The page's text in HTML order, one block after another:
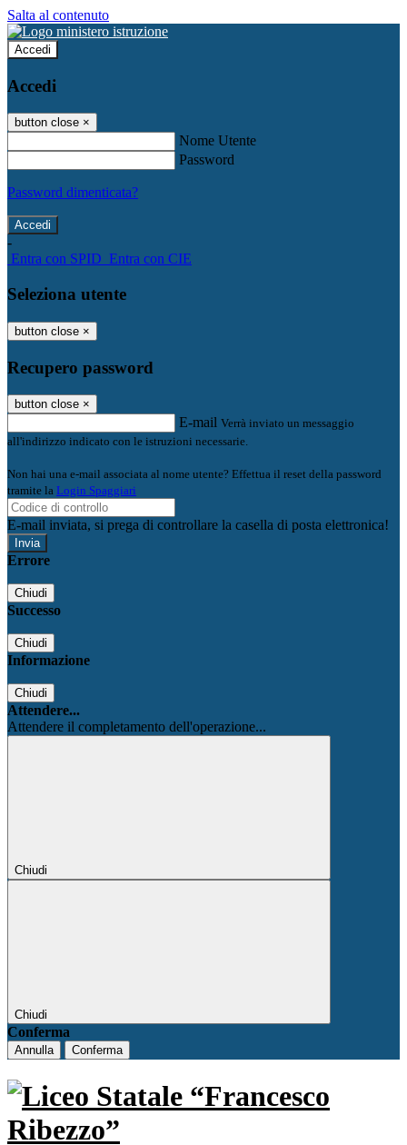
Salta al contenuto
Accedi
Accedi
button close ×
Nome Utente
Password
Password dimenticata?
-
Entra con SPID Entra con CIE
Seleziona utente
button close ×
Recupero password
button close ×
E-mail Verrà inviato un messaggio
all'indirizzo indicato con le istruzioni necessarie.
Non hai una e-mail associata al nome utente? Effettua il reset della password
tramite la Login Spaggiari
E-mail inviata, si prega di controllare la casella di posta elettronica!
Errore
Chiudi
Successo
Chiudi
Informazione
Chiudi
Attendere...
Attendere il completamento dell'operazione...
Chiudi
Chiudi
Conferma
Annulla Conferma